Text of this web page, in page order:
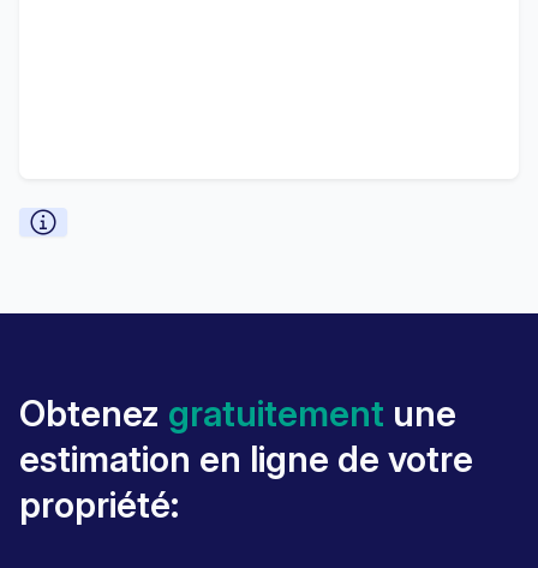
Obtenez gratuitement une
estimation en ligne de votre
propriété: